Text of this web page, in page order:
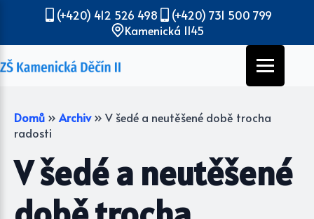
(+420) 412 526 498
(+420) 731 500 799
Kamenická 1145
Domů » Archiv » V šedé a neutěšené době trocha
radosti
V šedé a neutěšené